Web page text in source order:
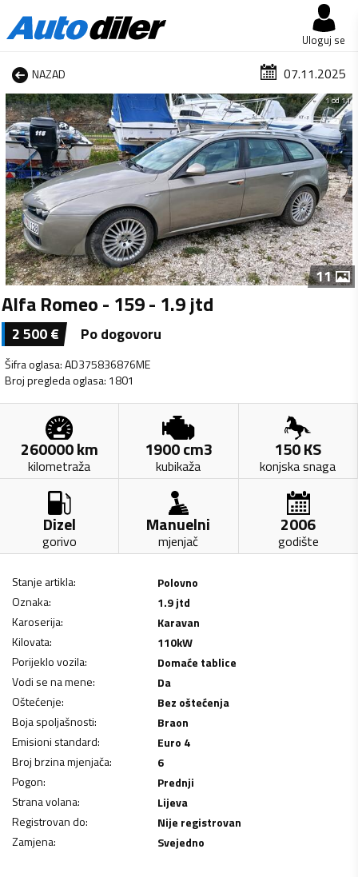
Uloguj se
NAZAD 07.11.2025
1 od 11
11
Alfa Romeo - 159 - 1.9 jtd
2 500€ Po dogovoru
Šifra oglasa:AD375836876ME
Broj pregleda oglasa: 1801
260000km
kilometraža
1900cm3
kubikaža
150KS
konjska snaga
Dizel
gorivo
Manuelni
mjenjač
2006
godište
Stanje artikla:
Polovno
Oznaka:
1.9 jtd
Karoserija:
Karavan
Kilovata: 110kW
Porijeklo vozila:
Domaće tablice
Vodi se na mene:
Da
Oštećenje:
Bez oštećenja
Boja spoljašnosti:
Braon
Emisioni standard:
Euro 4
Broj brzina mjenjača:
6
Pogon:
Prednji
Strana volana:
Lijeva
Registrovan do:
Nije registrovan
Zamjena: Svejedno